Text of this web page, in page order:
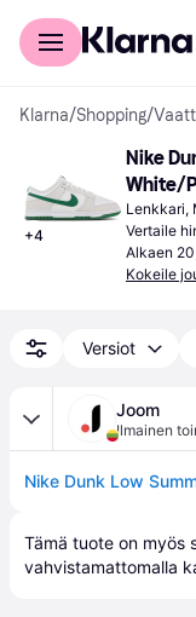
Kuluttajille
Klarna/Shopping/
+4
Nike
White/
Lenkkari,
Vertaile
Alkaen
Kokeile
Versiot
Joom
Ilmainen
Tämä tuote on myös
vahvistamattomalla